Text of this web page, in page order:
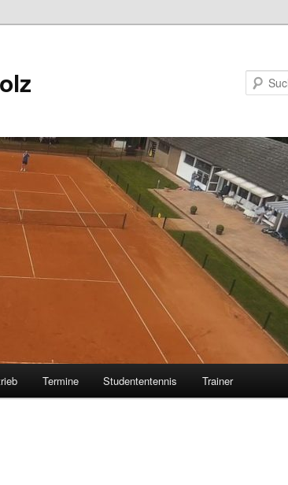
Termine Studententennis Trainer